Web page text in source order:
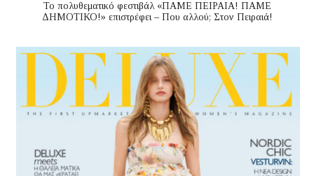
Το πολυθεματικό φεστιβάλ «ΠΑΜΕ ΠΕΙΡΑΙΑ! ΠΑΜΕ
ΔΗΜΟΤΙΚΟ!» επιστρέφει – Που αλλού; Στον Πειραιά!